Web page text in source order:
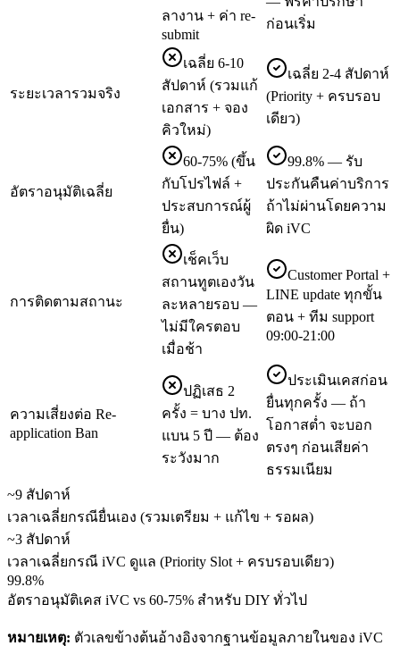
ลางาน + ค่า re-
submit
ก่อนเริ่ม
ระยะเวลารวมจริง
เฉลี่ย 6-10
สัปดาห์ (รวมแก้
เอกสาร + จอง
คิวใหม่)
เฉลี่ย 2-4 สัปดาห์
(Priority + ครบรอบ
เดียว)
อัตราอนุมัติเฉลี่ย
60-75% (ขึ้น
กับโปรไฟล์ +
ประสบการณ์ผู้
ยื่น)
99.8% — รับ
ประกันคืนค่าบริการ
ถ้าไม่ผ่านโดยความ
ผิด iVC
การติดตามสถานะ
เช็คเว็บ
สถานทูตเองวัน
ละหลายรอบ —
ไม่มีใครตอบ
เมื่อช้า
Customer Portal +
LINE update ทุกขั้น
ตอน + ทีม support
09:00-21:00
ความเสี่ยงต่อ Re-
application Ban
ปฏิเสธ 2
ครั้ง = บาง ปท.
แบน 5 ปี — ต้อง
ระวังมาก
ประเมินเคสก่อน
ยื่นทุกครั้ง — ถ้า
โอกาสต่ำ จะบอก
ตรงๆ ก่อนเสียค่า
ธรรมเนียม
~9 สัปดาห์
เวลาเฉลี่ยกรณียื่นเอง (รวมเตรียม + แก้ไข + รอผล)
~3 สัปดาห์
เวลาเฉลี่ยกรณี iVC ดูแล (Priority Slot + ครบรอบเดียว)
99.8%
อัตราอนุมัติเคส iVC vs 60-75% สำหรับ DIY ทั่วไป
หมายเหตุ: ตัวเลขข้างต้นอ้างอิงจากฐานข้อมูลภายในของ iVC